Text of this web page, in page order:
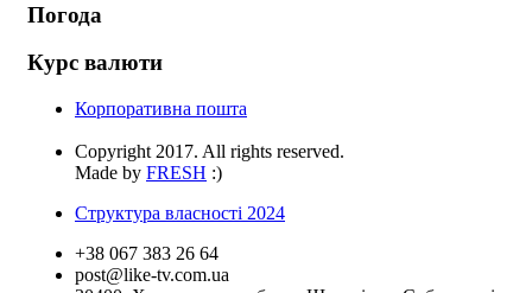
Погода
Курс валюти
Корпоративна пошта
Copyright 2017. All rights reserved.
Made by FRESH :)
Структура власності 2024
+38 067 383 26 64
post@like-tv.com.ua